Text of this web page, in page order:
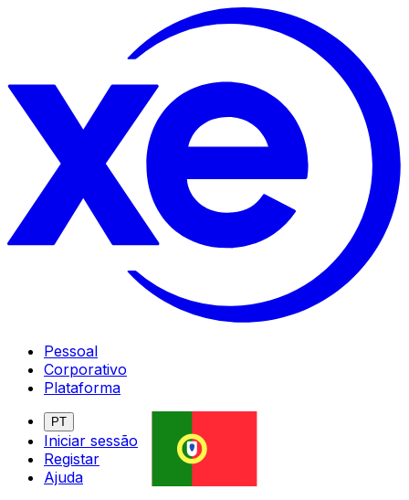
Pessoal
Corporativo
Plataforma
PT
Iniciar sessão
Registar
Ajuda